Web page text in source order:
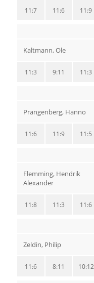
11:9
11:6
11:7
Kaltmann, Ole
11:3
9:11
11:3
Prangenberg, Hanno
11:5
11:9
11:6
Flemming, Hendrik
Alexander
11:6
11:3
11:8
Zeldin, Philip
10:12
8:11
11:6